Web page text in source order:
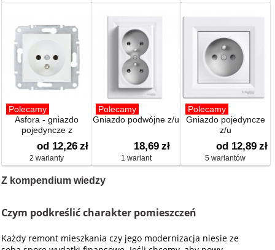
Polecamy
Asfora - gniazdo
pojedyncze z
uziemieniem
od 12,26 zł
2 warianty
Polecamy
Gniazdo podwójne z/u
18,69 zł
1 wariant
Polecamy
Gniazdo pojedyncze
z/u
od 12,89 zł
5 wariantów
Z kompendium wiedzy
Czym podkreślić charakter pomieszczeń
Każdy remont mieszkania czy jego modernizacja niesie ze